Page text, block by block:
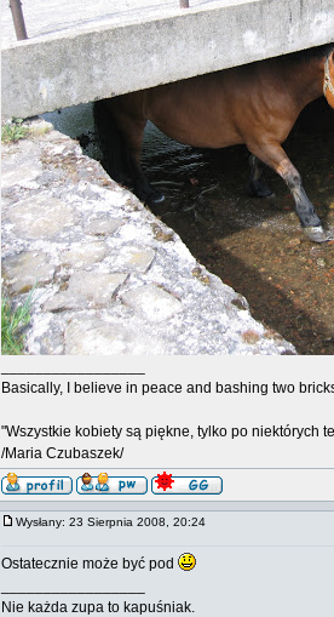
Basically, I believe in peace and bashing two
"Wszystkie kobiety są piękne, tylko po niektórych
/Maria Czubaszek/
Wysłany: 23 Sierpnia 2008, 20:24
Ostatecznie może być pod
Nie każda zupa to kapuśniak.